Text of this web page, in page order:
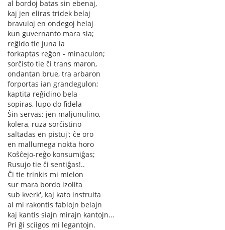
al bordoj batas sin ebenaj,
kaj jen eliras tridek belaj
bravuloj en ondegoj helaj
kun guvernanto mara sia;
reĝido tie juna ia
forkaptas reĝon - minaculon;
sorĉisto tie ĉi trans maron,
ondantan brue, tra arbaron
forportas ian grandegulon;
kaptita reĝidino bela
sopiras, lupo do fidela
Ŝin servas; jen maljunulino,
kolera, ruza sorĉistino
saltadas en pistuj'; ĉe oro
en mallumega nokta horo
Koŝĉejo-reĝo konsumiĝas;
Rusujo tie ĉi sentiĝas!..
Ĉi tie trinkis mi mielon
sur mara bordo izolita
sub kverk', kaj kato instruita
al mi rakontis fablojn belajn
kaj kantis siajn mirajn kantojn...
Pri ĝi sciigos mi legantojn.